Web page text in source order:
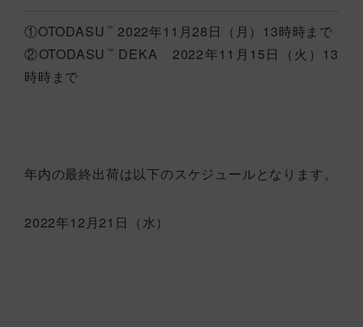
①OTODASU ™ 2022年11月28日（月）13時時まで
②OTODASU ™
DEKA 2022年11月15日（火）13
時時まで
年内の最終出荷は以下のスケジュールとなります。
2022年12月21日（水）